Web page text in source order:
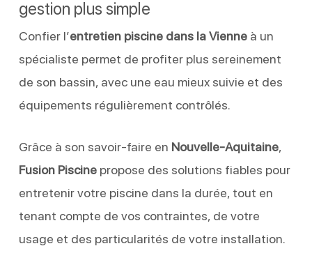
gestion plus simple
Confier l’entretien piscine dans la Vienneà un
spécialiste permet de profiter plus sereinement
de son bassin, avec une eau mieux suivie et des
équipements régulièrement contrôlés.
Grâce à son savoir-faire en Nouvelle-Aquitaine,
Fusion Piscinepropose des solutions fiables pour
entretenir votre piscine dans la durée, tout en
tenant compte de vos contraintes, de votre
usage et des particularités de votre installation.